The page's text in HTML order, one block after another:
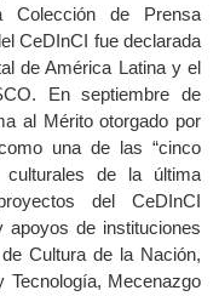
Colección de Prensa
CeDInCI fue declarada
de América Latina y el
En septiembre de
al Méritootorgado por
una de las “cinco
culturales de la última
del CeDInCI
apoyos de instituciones
Cultura de la Nación,
Tecnología, Mecenazgo